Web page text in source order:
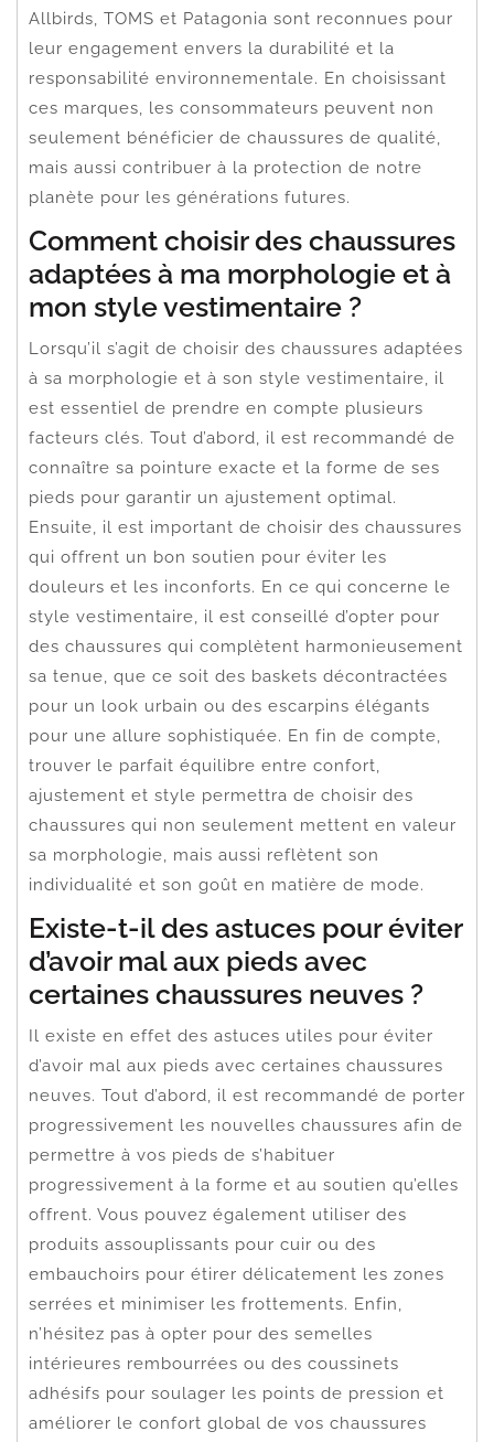
Allbirds, TOMS et Patagonia sont reconnues pour
leur engagement envers la durabilité et la
responsabilité environnementale. En choisissant
ces marques, les consommateurs peuvent non
seulement bénéficier de chaussures de qualité,
mais aussi contribuer à la protection de notre
planète pour les générations futures.
Comment choisir des chaussures
adaptées à ma morphologie et à
mon style vestimentaire ?
Lorsqu’il s’agit de choisir des chaussures adaptées
à sa morphologie et à son style vestimentaire, il
est essentiel de prendre en compte plusieurs
facteurs clés. Tout d’abord, il est recommandé de
connaître sa pointure exacte et la forme de ses
pieds pour garantir un ajustement optimal.
Ensuite, il est important de choisir des chaussures
qui offrent un bon soutien pour éviter les
douleurs et les inconforts. En ce qui concerne le
style vestimentaire, il est conseillé d’opter pour
des chaussures qui complètent harmonieusement
sa tenue, que ce soit des baskets décontractées
pour un look urbain ou des escarpins élégants
pour une allure sophistiquée. En fin de compte,
trouver le parfait équilibre entre confort,
ajustement et style permettra de choisir des
chaussures qui non seulement mettent en valeur
sa morphologie, mais aussi reflètent son
individualité et son goût en matière de mode.
Existe-t-il des astuces pour éviter
d’avoir mal aux pieds avec
certaines chaussures neuves ?
Il existe en effet des astuces utiles pour éviter
d’avoir mal aux pieds avec certaines chaussures
neuves. Tout d’abord, il est recommandé de porter
progressivement les nouvelles chaussures afin de
permettre à vos pieds de s’habituer
progressivement à la forme et au soutien qu’elles
offrent. Vous pouvez également utiliser des
produits assouplissants pour cuir ou des
embauchoirs pour étirer délicatement les zones
serrées et minimiser les frottements. Enfin,
n’hésitez pas à opter pour des semelles
intérieures rembourrées ou des coussinets
adhésifs pour soulager les points de pression et
améliorer le confort global de vos chaussures